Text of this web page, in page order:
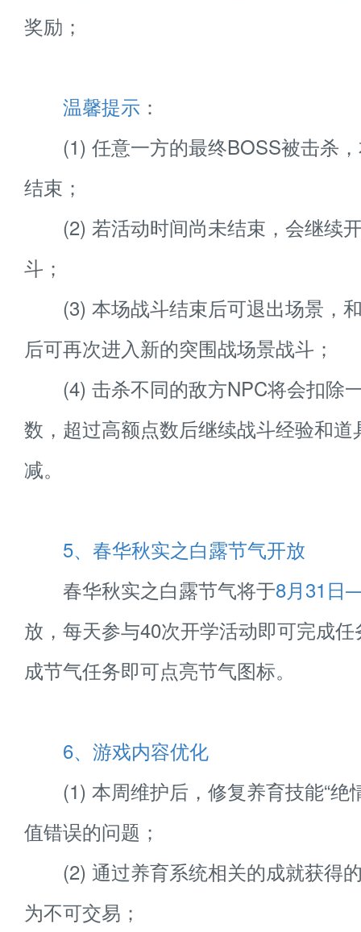
奖励；
温馨提示 ：
(1) 任意一方的最终BOSS被击杀，
结束；
(2) 若活动时间尚未结束，会继续
斗；
(3) 本场战斗结束后可退出场景，
后可再次进入新的突围战场景战斗；
(4) 击杀不同的敌方NPC将会扣除
数，超过高额点数后继续战斗经验和道
减。
5、春华秋实之白露节气开放
春华秋实之白露节气将于8月31日
放，每天参与40次开学活动即可完成
成节气任务即可点亮节气图标。
6、游戏内容优化
(1) 本周维护后，修复养育技能“绝
值错误的问题；
(2) 通过养育系统相关的成就获得
为不可交易；